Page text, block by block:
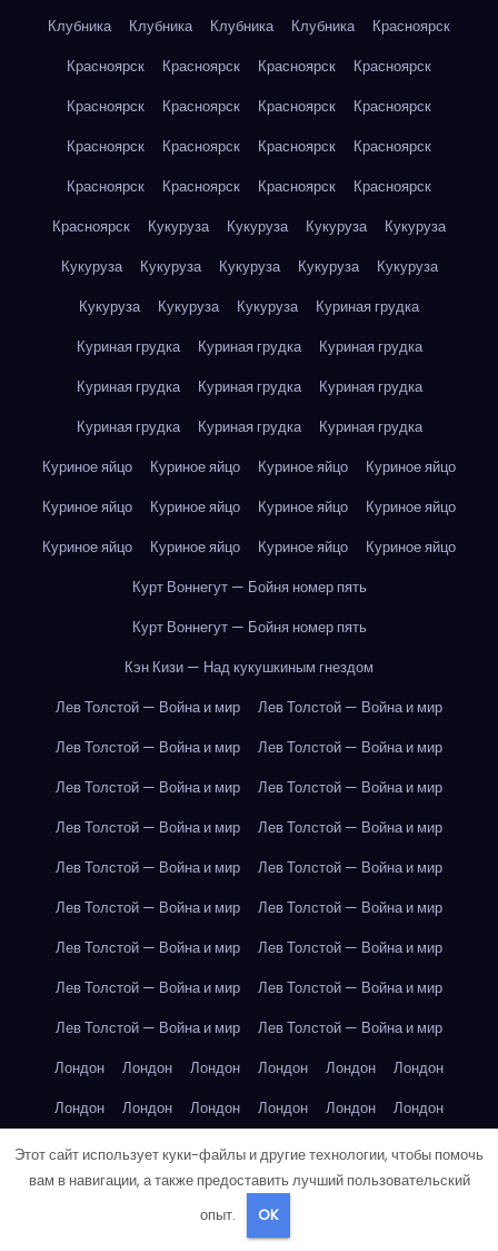
Клубника
Клубника Клубника Клубника
Красноярск
Красноярск
Красноярск Красноярск
Красноярск
Красноярск
Красноярск Красноярск
Красноярск
Красноярск
Красноярск Красноярск
Красноярск
Красноярск
Красноярск Красноярск
Красноярск
Красноярск
Кукуруза Кукуруза Кукуруза
Кукуруза
Кукуруза
Кукуруза Кукуруза Кукуруза
Кукуруза
Кукуруза
Кукуруза Кукуруза
Куриная грудка
Куриная грудка
Куриная грудка
Куриная грудка
Куриная грудка
Куриная грудка
Куриная грудка
Куриная грудка
Куриная грудка
Куриная грудка
Куриное яйцо
Куриное яйцо Куриное яйцо
Куриное яйцо
Куриное яйцо
Куриное яйцо Куриное яйцо
Куриное яйцо
Куриное яйцо
Куриное яйцо Куриное яйцо
Куриное яйцо
Курт Воннегут — Бойня номер пять
Курт Воннегут — Бойня номер пять
Кэн Кизи — Над кукушкиным гнездом
Лев Толстой — Война и мир
Лев Толстой — Война и мир
Лев Толстой — Война и мир
Лев Толстой — Война и мир
Лев Толстой — Война и мир
Лев Толстой — Война и мир
Лев Толстой — Война и мир
Лев Толстой — Война и мир
Лев Толстой — Война и мир
Лев Толстой — Война и мир
Лев Толстой — Война и мир
Лев Толстой — Война и мир
Лев Толстой — Война и мир
Лев Толстой — Война и мир
Лев Толстой — Война и мир
Лев Толстой — Война и мир
Лев Толстой — Война и мир
Лев Толстой — Война и мир
Лондон
Лондон Лондон Лондон Лондон
Лондон
Лондон
Лондон Лондон Лондон Лондон
Лондон
Лондон
Лондон Лондон Лондон Лондон
Лондон
Лондон
Лондон Лондон Лондон
Лос-Анджелес
Этот сайт использует куки-файлы и другие технологии, чтобы помочь
вам в навигации, а также предоставить лучший пользовательский
опыт.
OK